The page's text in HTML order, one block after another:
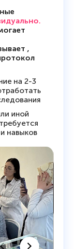
,
на 2-3
иной
навыков